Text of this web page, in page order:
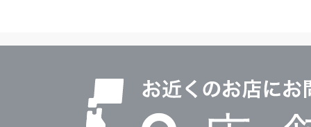
ル